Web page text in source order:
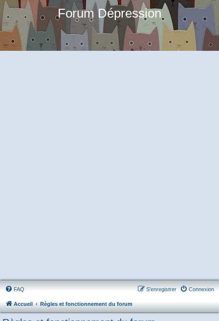
Forum Dépression
FAQ Connexion
S’enregistrer
Accueil Règles et fonctionnement du forum